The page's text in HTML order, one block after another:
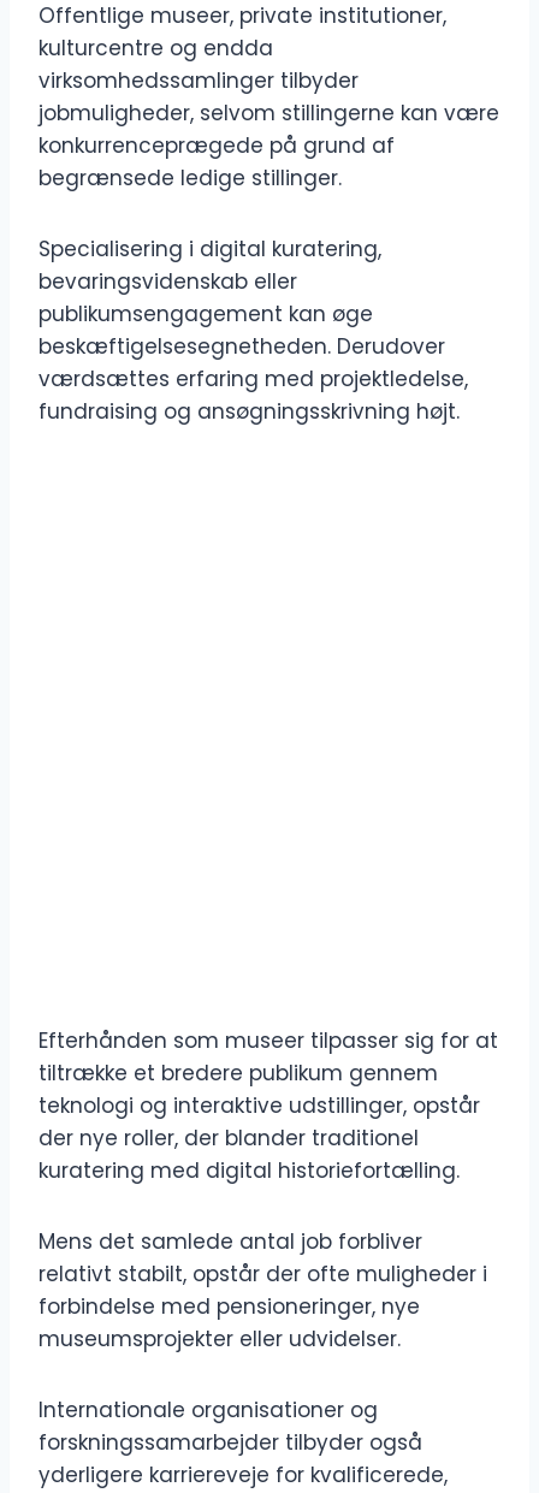
Offentlige museer, private institutioner,
kulturcentre og endda
virksomhedssamlinger tilbyder
jobmuligheder, selvom stillingerne kan være
konkurrenceprægede på grund af
begrænsede ledige stillinger.
Specialisering i digital kuratering,
bevaringsvidenskab eller
publikumsengagement kan øge
beskæftigelsesegnetheden. Derudover
værdsættes erfaring med projektledelse,
fundraising og ansøgningsskrivning højt.
Efterhånden som museer tilpasser sig for at
tiltrække et bredere publikum gennem
teknologi og interaktive udstillinger, opstår
der nye roller, der blander traditionel
kuratering med digital historiefortælling.
Mens det samlede antal job forbliver
relativt stabilt, opstår der ofte muligheder i
forbindelse med pensioneringer, nye
museumsprojekter eller udvidelser.
Internationale organisationer og
forskningssamarbejder tilbyder også
yderligere karriereveje for kvalificerede,